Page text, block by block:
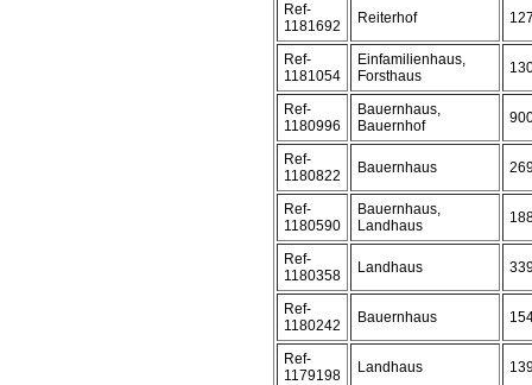
Ref-
1181692
Reiterhof
Ref-
1181054
Einfamilienhaus,
Forsthaus
Ref-
1180996
Bauernhaus,
Bauernhof
Ref-
1180822
Bauernhaus
Ref-
1180590
Bauernhaus,
Landhaus
Ref-
1180358
Landhaus
Ref-
1180242
Bauernhaus
Ref-
1179198
Landhaus